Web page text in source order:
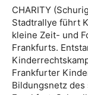
CHARITY
Stadtrallye führt
kleine Zeit- und
Frankfurts.
Frankfurter
Bildungsnetz